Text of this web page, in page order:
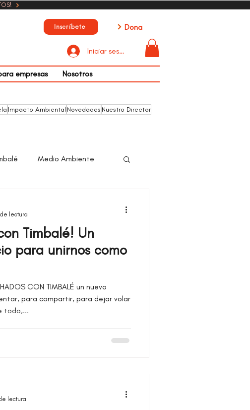
Inscríbete Dona
Iniciar sesión
empresas Nosotros
Impacto Ambiental Novedades Nuestro Director
Medio Ambiente
Timbalé! Un
para unirnos como
CON TIMBALÉ un nuevo
dejar volar
todo,...
de lectura
lectura